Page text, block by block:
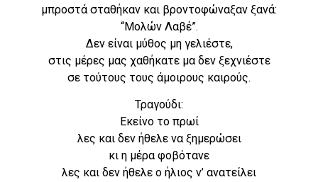
μπροστά σταθήκαν και βροντοφώναξαν ξανά:
“Μολών Λαβέ”.
Δεν είναι μύθος μη γελιέστε,
στις μέρες μας χαθήκατε μα δεν ξεχνιέστε
σε τούτους τους άμοιρους καιρούς.
Τραγούδι:
Εκείνο το πρωί
λες και δεν ήθελε να ξημερώσει
κι η μέρα φοβότανε
λες και δεν ήθελε ο ήλιος ν’ ανατείλει